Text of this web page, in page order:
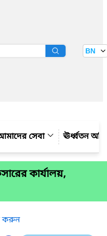
BN
সেবা ঊর্ধ্বতন
কার্যালয়,
করুন